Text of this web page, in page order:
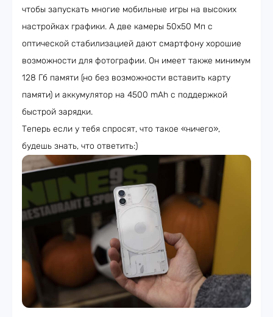
чтобы запускать многие мобильные игры на высоких
настройках графики. А две камеры 50х50 Мп с
оптической стабилизацией дают смартфону хорошие
возможности для фотографии. Он имеет также минимум
128 Гб памяти (но без возможности вставить карту
памяти) и аккумулятор на 4500 mAh с поддержкой
быстрой зарядки.
Теперь если у тебя спросят, что такое «ничего»,
будешь знать, что ответить:)